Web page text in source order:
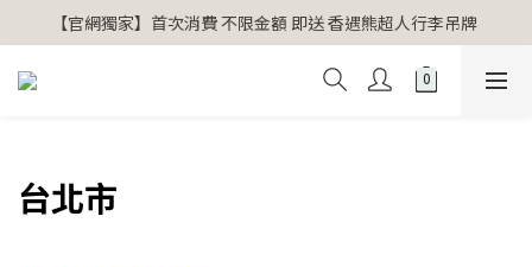
【官網獨家】首次消費 不限金額 即送 香遇熊超人行李吊牌
【官網獨家】首次消費 不限金額 即送 香遇熊超人行李吊牌
安心專用淨化包10入X3 原價960元 特價680元
台北市